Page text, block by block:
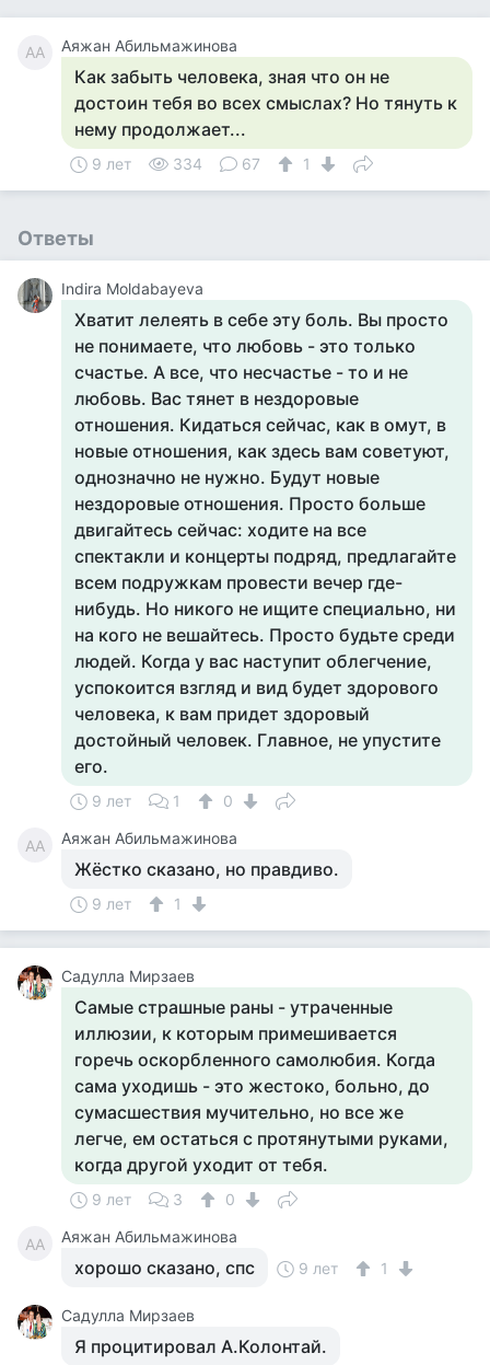
АА Аяжан Абильмажинова
Как забыть человека, зная что он не
достоин тебя во всех смыслах? Но тянуть к
нему продолжает...
9 лет 334 67 1
Ответы
Indira Moldabayeva
Хватит лелеять в себе эту боль. Вы просто
не понимаете, что любовь - это только
счастье. А все, что несчастье - то и не
любовь. Вас тянет в нездоровые
отношения. Кидаться сейчас, как в омут, в
новые отношения, как здесь вам советуют,
однозначно не нужно. Будут новые
нездоровые отношения. Просто больше
двигайтесь сейчас: ходите на все
спектакли и концерты подряд, предлагайте
всем подружкам провести вечер где-
нибудь. Но никого не ищите специально, ни
на кого не вешайтесь. Просто будьте среди
людей. Когда у вас наступит облегчение,
успокоится взгляд и вид будет здорового
человека, к вам придет здоровый
достойный человек. Главное, не упустите
его.
9 лет 1 0
АА Аяжан Абильмажинова
Жёстко сказано, но правдиво.
9 лет 1
Садулла Мирзаев
Самые страшные раны - утраченные
иллюзии, к которым примешивается
горечь оскорбленного самолюбия. Когда
сама уходишь - это жестоко, больно, до
сумасшествия мучительно, но все же
легче, ем остаться с протянутыми руками,
когда другой уходит от тебя.
9 лет 3 0
АА Аяжан Абильмажинова
хорошо сказано, спс 9 лет 1
Садулла Мирзаев
Я процитировал А.Колонтай.